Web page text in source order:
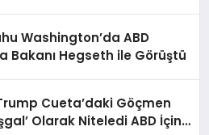
Washington’da ABD
Bakanı Hegseth ile Görüştü
Cueta’daki Göçmen
Olarak Niteledi ABD İçin